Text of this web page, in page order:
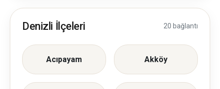
Denizli İlçeleri 20 bağlantı
Acıpayam Akköy